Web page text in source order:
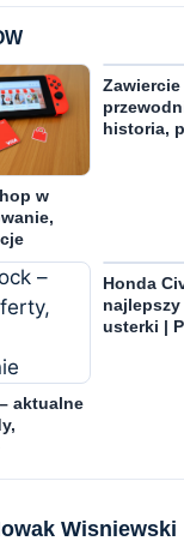
w
Zawiercie
historia,
aktualne
Honda
usterki |
Wisniewski